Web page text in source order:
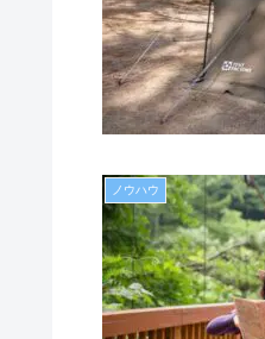
ノウハウ